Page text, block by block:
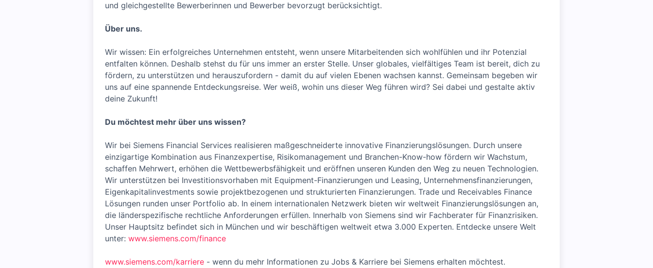
und gleichgestellte Bewerberinnen und Bewerber bevorzugt berücksichtigt.
Über uns.
Wir wissen: Ein erfolgreiches Unternehmen entsteht, wenn unsere Mitarbeitenden sich wohlfühlen und ihr Potenzial
entfalten können. Deshalb stehst du für uns immer an erster Stelle. Unser globales, vielfältiges Team ist bereit, dich zu
fördern, zu unterstützen und herauszufordern - damit du auf vielen Ebenen wachsen kannst. Gemeinsam begeben wir
uns auf eine spannende Entdeckungsreise. Wer weiß, wohin uns dieser Weg führen wird? Sei dabei und gestalte aktiv
deine Zukunft!
Du möchtest mehr über uns wissen?
Wir bei Siemens Financial Services realisieren maßgeschneiderte innovative Finanzierungslösungen. Durch unsere
einzigartige Kombination aus Finanzexpertise, Risikomanagement und Branchen-Know-how fördern wir Wachstum,
schaffen Mehrwert, erhöhen die Wettbewerbsfähigkeit und eröffnen unseren Kunden den Weg zu neuen Technologien.
Wir unterstützen bei Investitionsvorhaben mit Equipment-Finanzierungen und Leasing, Unternehmensfinanzierungen,
Eigenkapitalinvestments sowie projektbezogenen und strukturierten Finanzierungen. Trade und Receivables Finance
Lösungen runden unser Portfolio ab. In einem internationalen Netzwerk bieten wir weltweit Finanzierungslösungen an,
die länderspezifische rechtliche Anforderungen erfüllen. Innerhalb von Siemens sind wir Fachberater für Finanzrisiken.
Unser Hauptsitz befindet sich in München und wir beschäftigen weltweit etwa 3.000 Experten. Entdecke unsere Welt
unter: www.siemens.com/finance
www.siemens.com/karriere - wenn du mehr Informationen zu Jobs & Karriere bei Siemens erhalten möchtest.